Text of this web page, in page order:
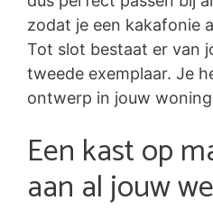
zodat je een kakafonie
Tot slot bestaat er van
tweede exemplaar. Je
ontwerp in jouw
Een kast op
aan al jouw